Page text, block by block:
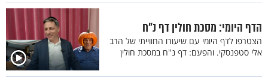
הדף היומי: מסכת חולין דף נ"ח
הצטרפו לדף היומי עם שיעורו החווייתי של הרב
אלי סטפנסקי. והפעם: דף נ"ח במסכת חולין